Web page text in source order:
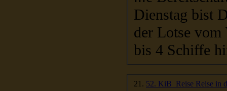
Dienstag bist
der Lotse vom
bis 4 Schiffe
21. 52. KiB  Reise Reise